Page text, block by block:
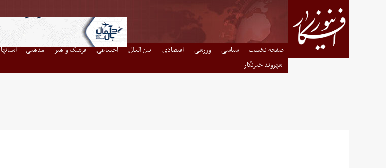
صفحه نخست سیاسی ورزشی اقتصادی بین الملل اجتماعی فرهنگ و هنر مذهبی استانها
شهروند خبرنگار